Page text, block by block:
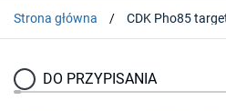
Strona główna
DO PRZYPISANIA